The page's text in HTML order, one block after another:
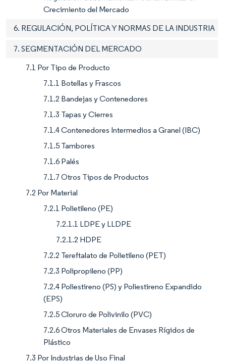
Crecimiento del Mercado
6. REGULACIÓN, POLÍTICA Y NORMAS DE LA INDUSTRIA
7. SEGMENTACIÓN DEL MERCADO
7.1 Por Tipo de Producto
7.1.1 Botellas y Frascos
7.1.2 Bandejas y Contenedores
7.1.3 Tapas y Cierres
7.1.4 Contenedores Intermedios a Granel (IBC)
7.1.5 Tambores
7.1.6 Palés
7.1.7 Otros Tipos de Productos
7.2 Por Material
7.2.1 Polietileno (PE)
7.2.1.1 LDPE y LLDPE
7.2.1.2 HDPE
7.2.2 Tereftalato de Polietileno (PET)
7.2.3 Polipropileno (PP)
7.2.4 Poliestireno (PS) y Poliestireno Expandido
(EPS)
7.2.5 Cloruro de Polivinilo (PVC)
7.2.6 Otros Materiales de Envases Rígidos de
Plástico
7.3 Por Industrias de Uso Final